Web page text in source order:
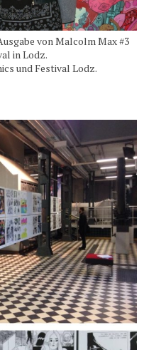
von Malcolm Max #3
in Lodz.
und Festival Lodz.